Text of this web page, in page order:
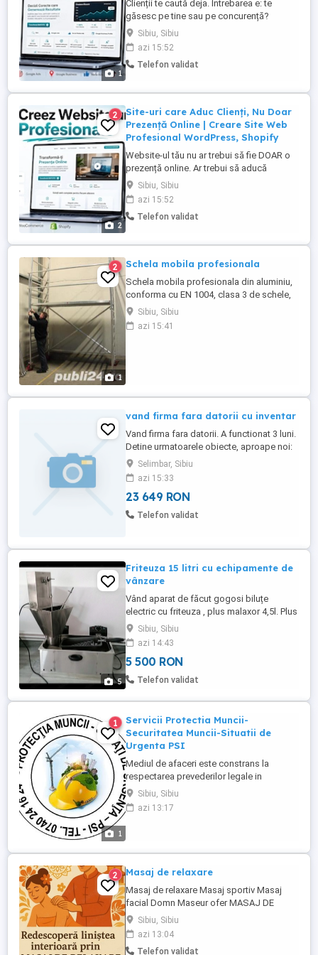
1
Clienții te caută deja. Întrebarea e: te
găsesc pe tine sau pe concurență?
96.55% dintre pagini nu primesc trafic din
Google, organicul generează cu 300% mai
mult trafic decât social media, iar Google
organic reprezintă 57.8% din tot traficul
strategie eficientă ...
Sibiu, Sibiu
azi 15:52
Telefon validat
2
2
Site-uri care Aduc Clienți, Nu Doar
Prezență Online | Creare Site Web
Profesional WordPress, Shopify
Website-ul tău nu ar trebui să fie DOAR o
prezență online. Ar trebui să aducă
încredere, clienți și vânzări. În timp ce
citești acest text, potențialii tăi clienți
caută deja pe Google produsele sau
serviciile tale. Întrebarea este simplă:
concurență? Mulți antreprenori ...
Sibiu, Sibiu
azi 15:52
Telefon validat
1
2 Schela mobila profesionala
Schela mobila profesionala din aluminiu,
conforma cu EN 1004, clasa 3 de schele,
sarcina maxima admisa 200kg/ mp,
diametru exterior teava 50mm, grosime
perete teava 2mm, produsa din aluminiu
Sibiu, Sibiu
azi 15:41
vand firma fara datorii cu inventar
Vand firma fara datorii. A functionat 3 luni.
Detine urmatoarele obiecte, aproape noi:
1.filtru cafea Jura 2.masa rece 3 usi
1795x700x850 3.mobilier bar 4.vitrina
frigorifica JUKA M400Q 5.vitrina frigorifica
JUKA M100V 6.casa de marcat Datecs
WP50 7.chiuveta 50x80 8.aparat VEVOR
Selimbar, Sibiu
azi 15:33
23 649 RON
Telefon validat
5
Friteuza 15 litri cu echipamente de
vânzare
Vând aparat de făcut gogosi biluțe
electric cu friteuza , plus malaxor 4,5l. Plus
beimarin 10 litri. Plus tava inox. Preț 5500
Sibiu, Sibiu
azi 14:43
5 500 RON
Telefon validat
1
1
Servicii Protectia Muncii-
Securitatea Muncii-Situatii de
Urgenta PSI
Mediul de afaceri este constrans la
respectarea prevederilor legale in
continuă schimbare, fiind necesară
conformarea strictă la acestea. Suntem o
firma care isi respecta partenerii, oferim
sănătă ii în muncă (SSM) cat ...
Sibiu, Sibiu
azi 13:17
2 Masaj de relaxare
Masaj de relaxare Masaj sportiv Masaj
facial Domn Maseur ofer MASAJ DE
RELAXARE PROFESIONAL în mediul in care
te simți cel mai confortabil, la domiciliul
tau. Masajul este ideal pentru: Reducerea
Sibiu, Sibiu
azi 13:04
Telefon validat